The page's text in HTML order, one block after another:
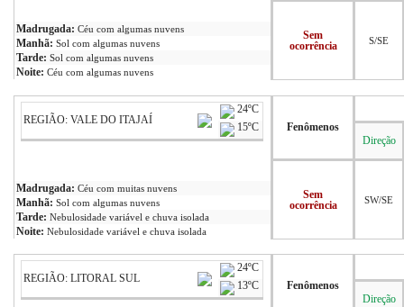
Sem
ocorrência
S/SE
Madrugada: Céu com algumas nuvens
Manhã: Sol com algumas nuvens
Tarde: Sol com algumas nuvens
Noite: Céu com algumas nuvens
REGIÃO: VALE DO ITAJAÍ
24ºC
15ºC
Fenômenos
Direção
Sem
ocorrência
SW/SE
Madrugada: Céu com muitas nuvens
Manhã: Sol com algumas nuvens
Tarde: Nebulosidade variável e chuva isolada
Noite: Nebulosidade variável e chuva isolada
REGIÃO: LITORAL SUL
24ºC
13ºC
Fenômenos
Direção